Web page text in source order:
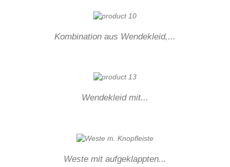
Kombination aus Wendekleid,...
Wendekleid mit...
Weste mit aufgeklappten...